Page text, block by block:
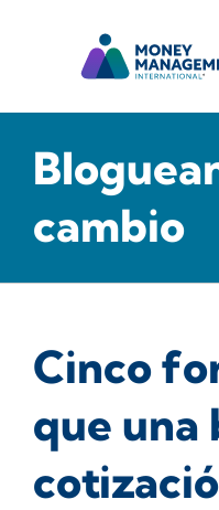
cambio
Cinco
que una